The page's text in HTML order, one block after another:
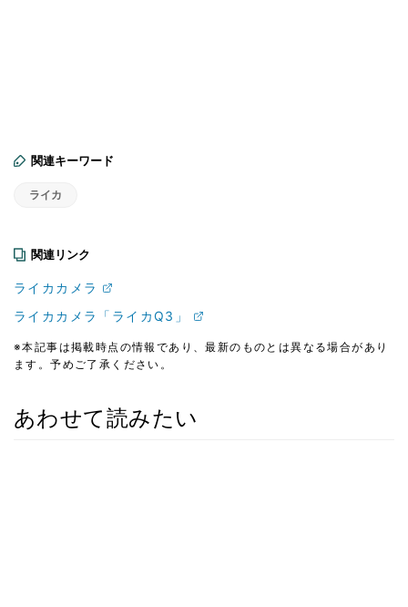
関連キーワード
ライカ
関連リンク
ライカカメラ
ライカカメラ「ライカQ3」
※本記事は掲載時点の情報であり、最新のものとは異なる場合があり
ます。予めご了承ください。
あわせて読みたい